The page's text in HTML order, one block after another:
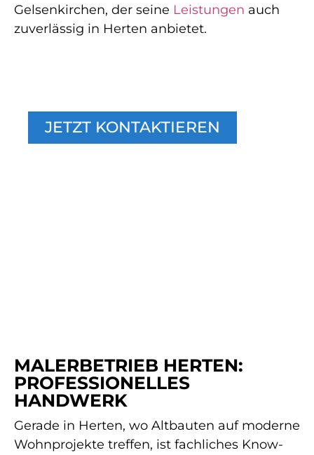
Gelsenkirchen, der seine Leistungen auch
zuverlässig in Herten anbietet.
JETZT KONTAKTIEREN
MALERBETRIEB HERTEN:
PROFESSIONELLES
HANDWERK
Gerade in Herten, wo Altbauten auf moderne
Wohnprojekte treffen, ist fachliches Know-